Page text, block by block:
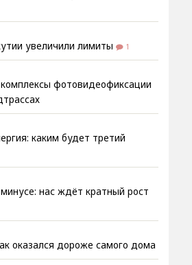
увеличили лимиты 1
фотовидеофиксации
каким будет третий
минусе: нас ждёт кратный рост
оказался дороже самого дома